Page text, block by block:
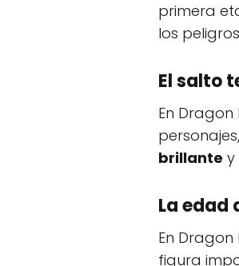
primera
los
El salto
En
brillante y
La edad
En
figura